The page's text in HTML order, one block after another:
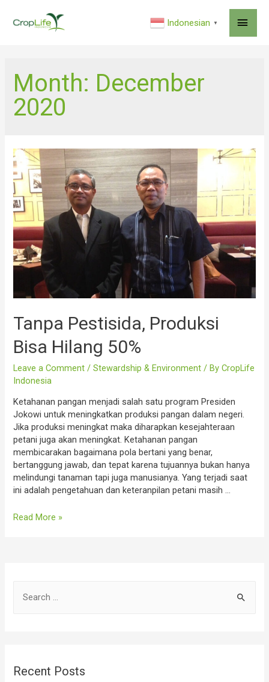
Indonesian ▼
Month: December
2020
Tanpa Pestisida, Produksi
Bisa Hilang 50%
Leave a Comment /Stewardship & Environment / ByCropLife
Indonesia
Ketahanan pangan menjadi salah satu program Presiden
Jokowi untuk meningkatkan produksi pangan dalam negeri.
Jika produksi meningkat maka diharapkan kesejahteraan
petani juga akan meningkat. Ketahanan pangan
membicarakan bagaimana pola bertani yang benar,
bertanggung jawab, dan tepat karena tujuannya bukan hanya
melindungi tanaman tapi juga manusianya. Yang terjadi saat
ini adalah pengetahuan dan keteranpilan petani masih …
Tanpa
Read More »
h
Recent Posts